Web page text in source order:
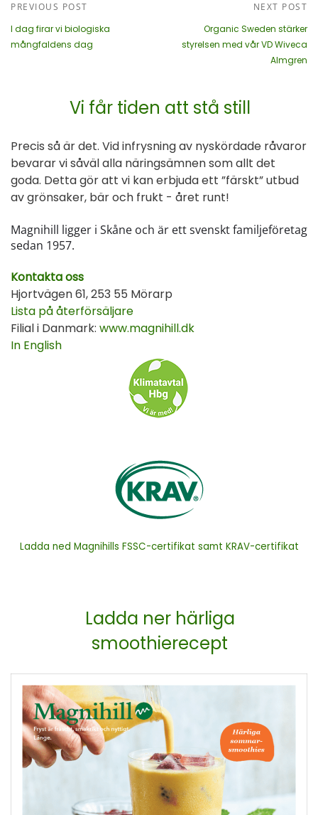
PREVIOUS POST
I dag firar vi biologiska
mångfaldens dag
NEXT POST
Organic Sweden stärker
styrelsen med vår VD Wiveca
Almgren
Vi får tiden att stå still
Precis så är det. Vid infrysning av nyskördade råvaror
bevarar vi såväl alla näringsämnen som allt det
goda. Detta gör att vi kan erbjuda ett ”färskt” utbud
av grönsaker, bär och frukt - året runt!
Magnihill ligger i Skåne och är ett svenskt familjeföretag
sedan 1957.
Kontakta oss
Hjortvägen 61, 253 55 Mörarp
Lista på återförsäljare
Filial i Danmark: www.magnihill.dk
In English
Ladda ned Magnihills FSSC-certifikat samt KRAV-certifikat
Ladda ner härliga
smoothierecept